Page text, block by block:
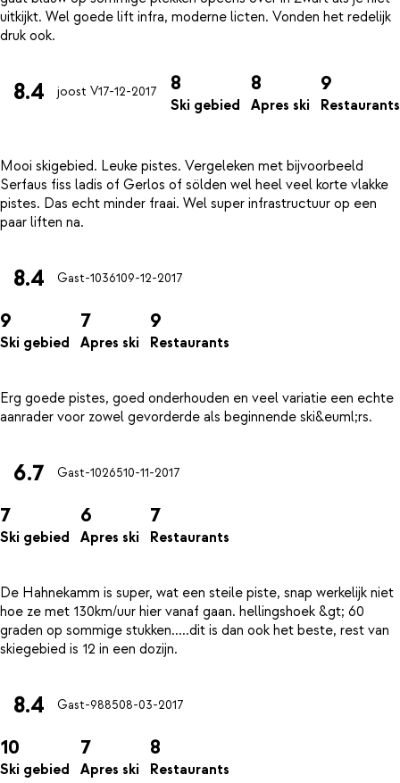
uitkijkt. Wel goede lift infra, moderne licten. Vonden het redelijk
8.4 joost V17-12-2017 8
Ski gebied
8
Apres ski
9
Restaurants
Mooi skigebied. Leuke pistes. Vergeleken met bijvoorbeeld
Serfaus fiss ladis of Gerlos of sölden wel heel veel korte vlakke
pistes. Das echt minder fraai. Wel super infrastructuur op een
8.4 Gast-1036109-12-2017
9
Ski gebied
7
Apres ski
9
Restaurants
Erg goede pistes, goed onderhouden en veel variatie een echte
6.7 Gast-1026510-11-2017
7
Ski gebied
6
Apres ski
7
Restaurants
De Hahnekamm is super, wat een steile piste, snap werkelijk niet
hoe ze met 130km/uur hier vanaf gaan. hellingshoek &gt; 60
graden op sommige stukken.....dit is dan ook het beste, rest van
8.4 Gast-988508-03-2017
10
Ski gebied
7
Apres ski
8
Restaurants